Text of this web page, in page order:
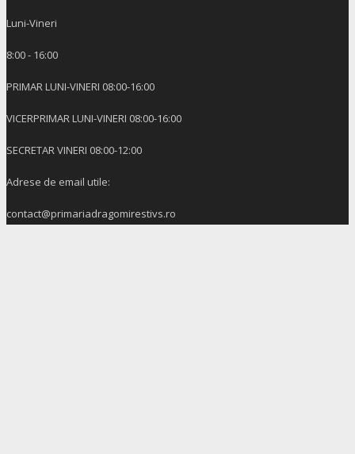
Luni-Vineri
8:00 - 16:00
PRIMAR LUNI-VINERI 08:00-16:00
VICERPRIMAR LUNI-VINERI 08:00-16:00
SECRETAR VINERI 08:00-12:00
Adrese de email utile:
contact@primariadragomirestivs.ro